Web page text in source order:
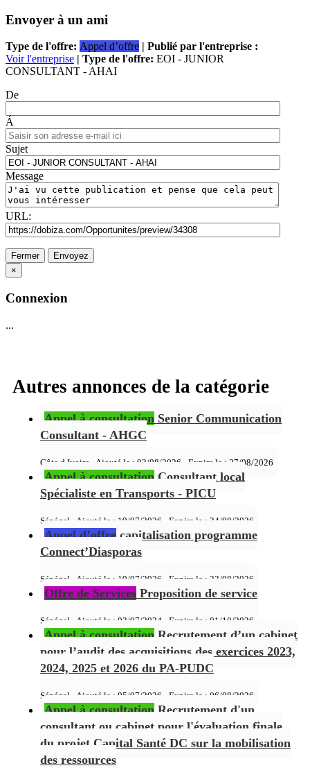
Envoyer à un ami
Type de l'offre: Appel d’offre
| Publié par l'entreprise :
Voir l'entreprise
| Type de l'offre: EOI - JUNIOR
CONSULTANT - AHAI
De
Á
Sujet
Message
URL:
Fermer
Envoyez
×
Connexion
...
Autres annonces de la catégorie
Appel à consultation Senior Communication
Consultant - AHGC
Côte d Ivoire - Ajouté le : 02/08/2026 - Expire le : 27/08/2026
Appel à consultation Consultant local
Spécialiste en Transports - PICU
Sénégal - Ajouté le : 19/07/2026 - Expire le : 24/08/2026
Appel d’offre capitalisation programme
Connect’Diasporas
Sénégal - Ajouté le : 19/07/2026 - Expire le : 23/08/2026
Offre de Services Proposition de service
Sénégal - Ajouté le : 03/07/2024 - Expire le : 01/10/2026
Appel à consultation Recrutement d’un cabinet
pour l’audit des acquisitions des exercices 2023,
2024, 2025 et 2026 du PA-PUDC
Sénégal - Ajouté le : 05/07/2026 - Expire le : 06/08/2026
Appel à consultation Recrutement d'un
consultant ou cabinet pour l'évaluation finale
du projet Capital Santé DC sur la mobilisation
des ressources